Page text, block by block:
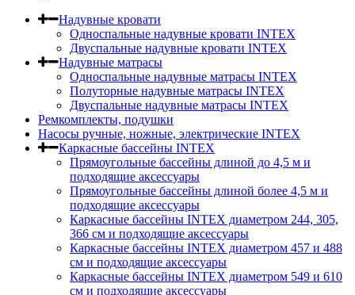
Надувные кровати
Односпальные надувные кровати INTEX
Двуспальные надувные кровати INTEX
Надувные матрасы
Односпальные надувные матрасы INTEX
Полуторные надувные матрасы INTEX
Двуспальные надувные матрасы INTEX
Ремкомплекты, подушки
Насосы ручные, ножные, электрические INTEX
Каркасные бассейны INTEX
Прямоугольные бассейны длиной до 4,5 м и
подходящие аксессуары
Прямоугольные бассейны длиной более 4,5 м и
подходящие аксессуары
Каркасные бассейны INTEX диаметром 244, 305,
366 см и подходящие аксессуары
Каркасные бассейны INTEX диаметром 457 и 488
cм и подходящие аксессуары
Каркасные бассейны INTEX диаметром 549 и 610
см и подходящие аксессуары